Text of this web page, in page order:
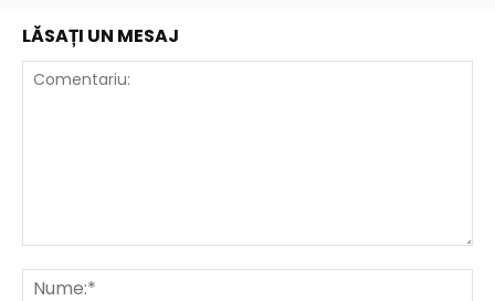
LĂSAȚI UN MESAJ